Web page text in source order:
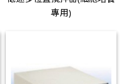
專用)